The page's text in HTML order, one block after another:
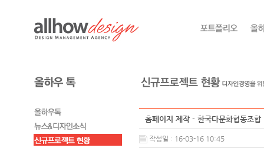
홈페이지 제작 - 한국다문화협동조합
작성일 : 16-03-16 10:45